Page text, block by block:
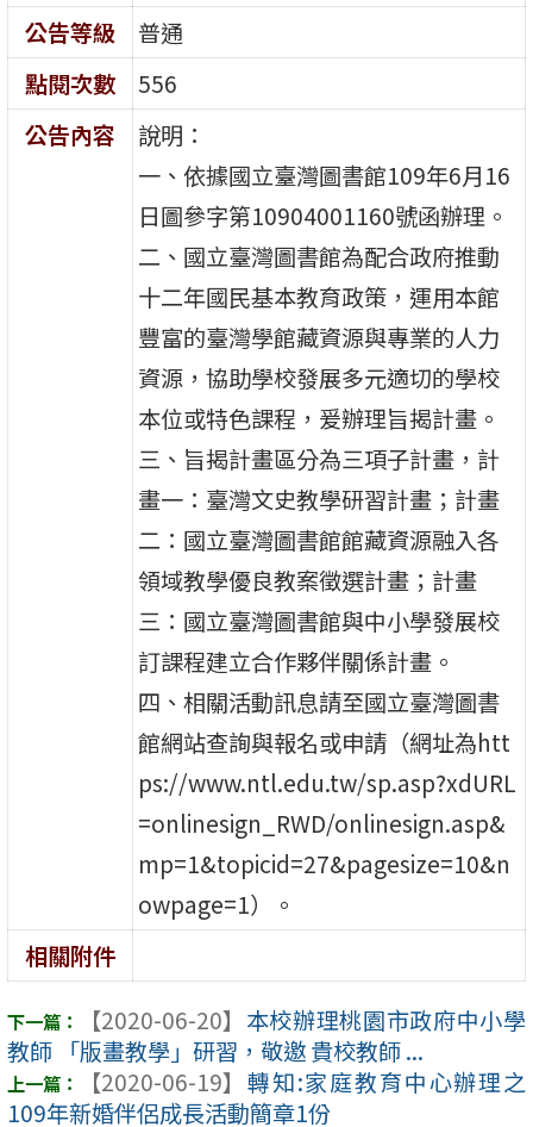
公告等級
普通
點閱次數
556
公告內容
說明：
一、依據國立臺灣圖書館109年6月16
日圖參字第10904001160號函辦理。
二、國立臺灣圖書館為配合政府推動
十二年國民基本教育政策，運用本館
豐富的臺灣學館藏資源與專業的人力
資源，協助學校發展多元適切的學校
本位或特色課程，爰辦理旨揭計畫。
三、旨揭計畫區分為三項子計畫，計
畫一：臺灣文史教學研習計畫；計畫
二：國立臺灣圖書館館藏資源融入各
領域教學優良教案徵選計畫；計畫
三：國立臺灣圖書館與中小學發展校
訂課程建立合作夥伴關係計畫。
四、相關活動訊息請至國立臺灣圖書
館網站查詢與報名或申請（網址為htt
ps://www.ntl.edu.tw/sp.asp?xdURL
=onlinesign_RWD/onlinesign.asp&
mp=1&topicid=27&pagesize=10&n
owpage=1）。
相關附件
【2020-06-20】 本校辦理桃園市政府中小學
教師 「版畫教學」研習，敬邀 貴校教師 ...
【2020-06-19】 轉知:家庭教育中心辦理之
109年新婚伴侶成長活動簡章1份